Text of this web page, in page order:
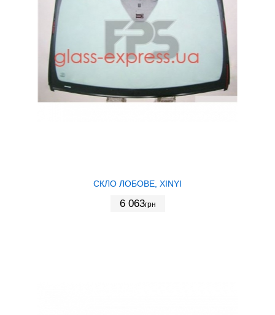
СКЛО ЛОБОВЕ, XINYI
6 063грн